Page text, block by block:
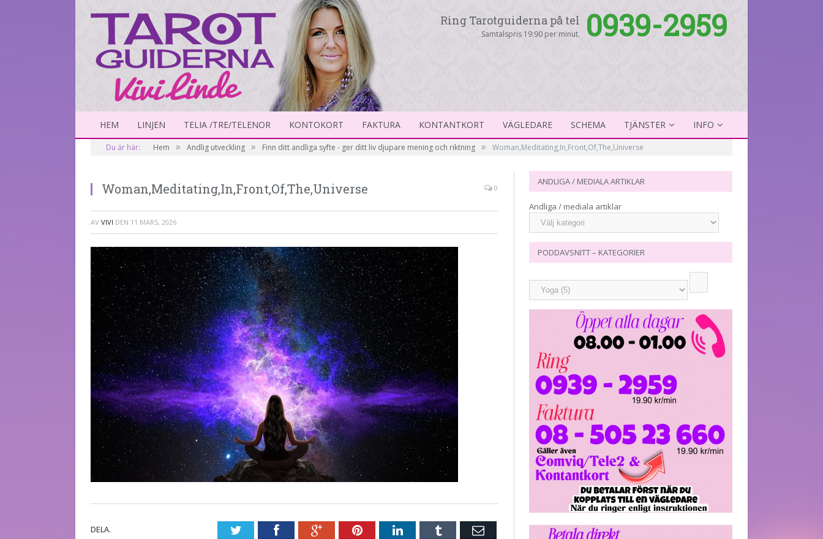
Ring Tarotguiderna på tel
Samtalspris 19:90 per minut. 0939-2959
HEM LINJEN TELIA /TRE/TELENOR KONTOKORT FAKTURA KONTANTKORT VÄGLEDARE SCHEMA TJÄNSTER INFO
Du är här: Hem » Andlig utveckling » Finn ditt andliga syfte - ger ditt liv djupare mening och riktning » Woman,Meditating,In,Front,Of,The,Universe
Woman,Meditating,In,Front,Of,The,Universe 0
AV VIVI DEN 11 MARS, 2026
DELA. TwitterFacebookGoogle+PinterestLinkedInTumblr E-
ANDLIGA / MEDIALA ARTIKLAR
Andliga / mediala artiklar
PODDAVSNITT – KATEGORIER